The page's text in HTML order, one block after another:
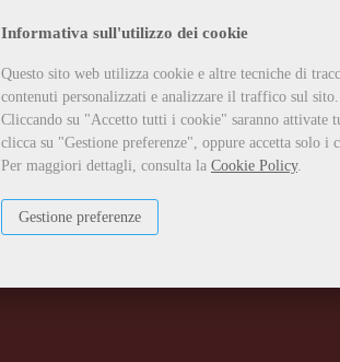
Informativa sull'utilizzo dei cookie
Questo sito web utilizza cookie e altre tecniche di
contenuti personalizzati e analizzare il traffico sul sito.
Cliccando su "Accetto tutti i cookie" saranno attivate
clicca su "Gestione preferenze", oppure accetta solo
Per maggiori dettagli, consulta la Cookie Policy.
Gestione preferenze